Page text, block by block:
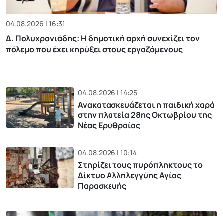
04.08.2026 | 16:31
Δ. Πολυχρονιάδης: Η δημοτική αρχή συνεχίζει τον
πόλεμο που έχει κηρύξει στους εργαζόμενους
04.08.2026 | 14:25
Ανακατασκευάζεται η παιδική χαρά
στην πλατεία 28ης Οκτωβρίου της
Νέας Ερυθραίας
04.08.2026 | 10:14
Στηρίζει τους πυρόπληκτους το
Δίκτυο Αλληλεγγύης Αγίας
Παρασκευής